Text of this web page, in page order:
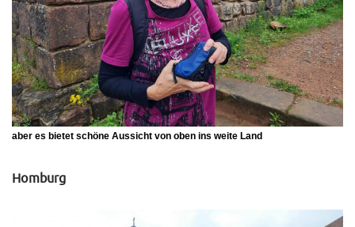
aber es bietet schöne Aussicht von oben ins weite Land
Homburg